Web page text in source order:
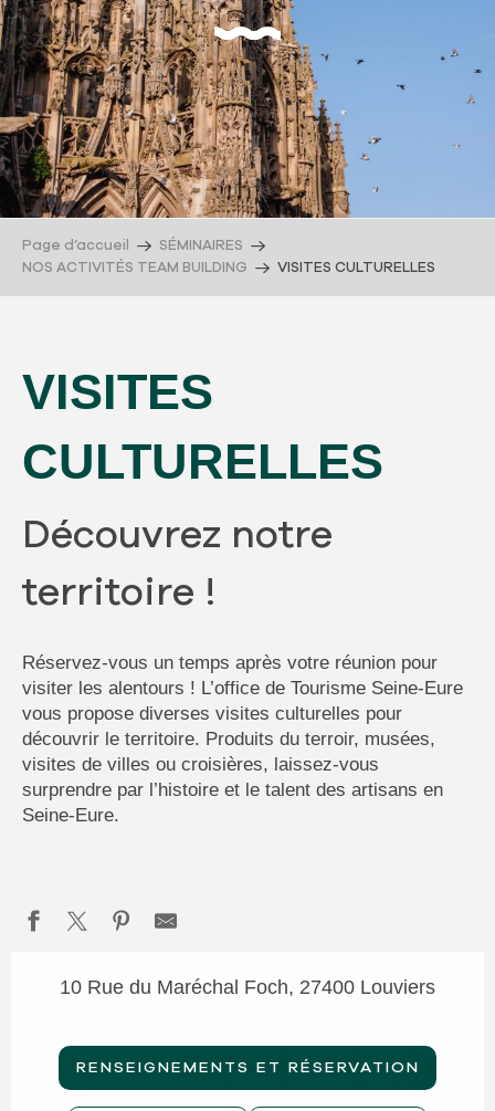
Page d’accueil
SÉMINAIRES
NOS ACTIVITÉS TEAM BUILDING
VISITES CULTURELLES
VISITES
CULTURELLES
Découvrez notre
territoire !
Réservez-vous un temps après votre réunion pour
visiter les alentours ! L’office de Tourisme Seine-Eure
vous propose diverses visites culturelles pour
découvrir le territoire. Produits du terroir, musées,
visites de villes ou croisières, laissez-vous
surprendre par l’histoire et le talent des artisans en
Seine-Eure.
10 Rue du Maréchal Foch, 27400 Louviers
RENSEIGNEMENTS ET RÉSERVATION